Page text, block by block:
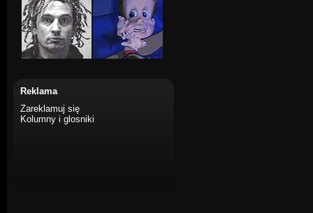
Reklama
Zareklamuj się
Kolumny i glosniki